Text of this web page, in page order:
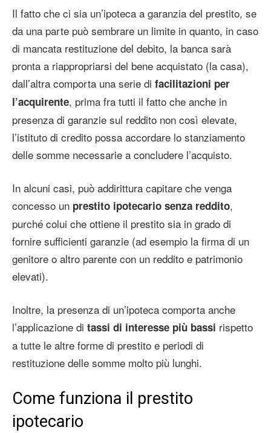
Il fatto che ci sia un’ipoteca a garanzia del prestito, se
da una parte può sembrare un limite in quanto, in caso
di mancata restituzione del debito, la banca sarà
pronta a riappropriarsi del bene acquistato (la casa),
dall’altra comporta una serie di facilitazioni per
l’acquirente, prima fra tutti il fatto che anche in
presenza di garanzie sul reddito non così elevate,
l’istituto di credito possa accordare lo stanziamento
delle somme necessarie a concludere l’acquisto.
In alcuni casi, può addirittura capitare che venga
concesso un prestito ipotecario senza reddito,
purché colui che ottiene il prestito sia in grado di
fornire sufficienti garanzie (ad esempio la firma di un
genitore o altro parente con un reddito e patrimonio
elevati).
Inoltre, la presenza di un’ipoteca comporta anche
l’applicazione di tassi di interesse più bassi rispetto
a tutte le altre forme di prestito e periodi di
restituzione delle somme molto più lunghi.
Come funziona il prestito
ipotecario